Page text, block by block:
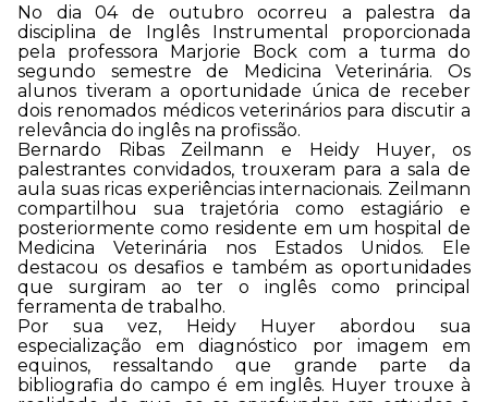
No dia 04 de outubro ocorreu a palestra da
disciplina de Inglês Instrumental proporcionada
pela professora Marjorie Bock com a turma do
segundo semestre de Medicina Veterinária. Os
alunos tiveram a oportunidade única de receber
dois renomados médicos veterinários para discutir a
relevância do inglês na profissão.
Bernardo Ribas Zeilmann e Heidy Huyer, os
palestrantes convidados, trouxeram para a sala de
aula suas ricas experiências internacionais. Zeilmann
compartilhou sua trajetória como estagiário e
posteriormente como residente em um hospital de
Medicina Veterinária nos Estados Unidos. Ele
destacou os desafios e também as oportunidades
que surgiram ao ter o inglês como principal
ferramenta de trabalho.
Por sua vez, Heidy Huyer abordou sua
especialização em diagnóstico por imagem em
equinos, ressaltando que grande parte da
bibliografia do campo é em inglês. Huyer trouxe à